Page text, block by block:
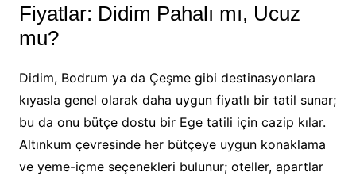
Fiyatlar: Didim Pahalı mı, Ucuz
mu?
Didim, Bodrum ya da Çeşme gibi destinasyonlara
kıyasla genel olarak daha uygun fiyatlı bir tatil sunar;
bu da onu bütçe dostu bir Ege tatili için cazip kılar.
Altınkum çevresinde her bütçeye uygun konaklama
ve yeme-içme seçenekleri bulunur; oteller, apartlar